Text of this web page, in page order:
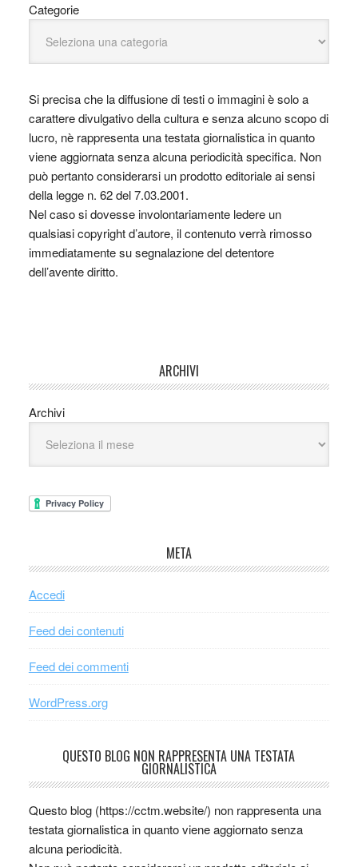
Categorie
Si precisa che la diffusione di testi o immagini è solo a
carattere divulgativo della cultura e senza alcuno scopo di
lucro, nè rappresenta una testata giornalistica in quanto
viene aggiornata senza alcuna periodicità specifica. Non
può pertanto considerarsi un prodotto editoriale ai sensi
della legge n. 62 del 7.03.2001.
Nel caso si dovesse involontariamente ledere un
qualsiasi copyright d’autore, il contenuto verrà rimosso
immediatamente su segnalazione del detentore
dell’avente diritto.
ARCHIVI
Archivi
META
Accedi
Feed dei contenuti
Feed dei commenti
WordPress.org
QUESTO BLOG NON RAPPRESENTA UNA TESTATA
GIORNALISTICA
Questo blog (https://cctm.website/) non rappresenta una
testata giornalistica in quanto viene aggiornato senza
alcuna periodicità.